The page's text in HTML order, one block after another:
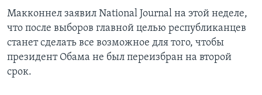
Макконнел заявил National Journal на этой неделе,
что после выборов главной целью республиканцев
станет сделать все возможное для того, чтобы
президент Обама не был переизбран на второй
срок.